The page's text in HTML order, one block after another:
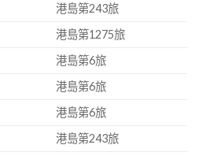
港島第243旅
港島第1275旅
港島第6旅
港島第6旅
港島第6旅
港島第243旅